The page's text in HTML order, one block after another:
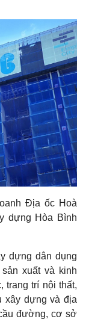
NÀO?
đầu tư
những Tiêu chí
Nam ?
Nhà đầu tư
Chứng khoán
ĐẦU TƯ CỔ
CỔ PHIẾU
Địa ốc Hoà
dựng Hòa Bình
dựng dân dụng
xuất và kinh
trang trí nội thất,
xây dựng và địa
đường, cơ sở